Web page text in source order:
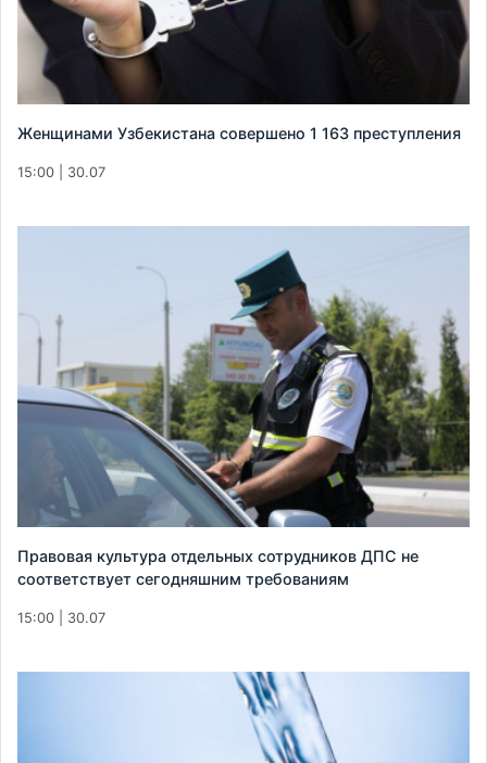
Женщинами Узбекистана совершено 1 163 преступления
15:00 | 30.07
Правовая культура отдельных сотрудников ДПС не
соответствует сегодняшним требованиям
15:00 | 30.07